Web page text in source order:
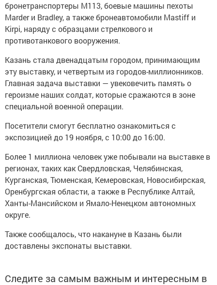
бронетранспортеры М113, боевые машины пехоты
Marder и Bradley, а также бронеавтомобили Mastiff и
Kirpi, наряду с образцами стрелкового и
противотанкового вооружения.
Казань стала двенадцатым городом, принимающим
эту выставку, и четвертым из городов-миллионников.
Главная задача выставки — увековечить память о
героизме наших солдат, которые сражаются в зоне
специальной военной операции.
Посетители смогут бесплатно ознакомиться с
экспозицией до 19 ноября, с 10:00 до 16:00.
Более 1 миллиона человек уже побывали на выставке в
регионах, таких как Свердловская, Челябинская,
Курганская, Тюменская, Кемеровская, Новосибирская,
Оренбургская области, а также в Республике Алтай,
Ханты-Мансийском и Ямало-Ненецком автономных
округе.
Также сообщалось, что накануне в Казань были
доставлены экспонаты выставки.
Следите за самым важным и интересным в